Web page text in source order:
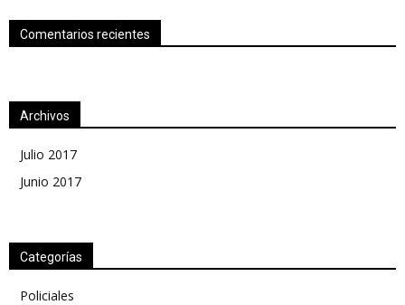
Comentarios recientes
Archivos
Julio 2017
Junio 2017
Categorías
Policiales